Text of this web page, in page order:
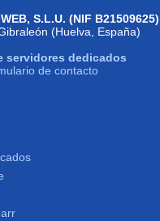
S.L.U. (NIF B21509625)
(Huelva, España)
servidores dedicados
de contacto